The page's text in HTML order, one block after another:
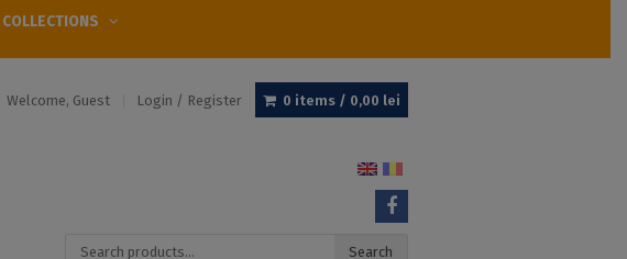
COLLECTIONS
Welcome, Guest Login / Register 0 items / 0,00 lei
Search
Search